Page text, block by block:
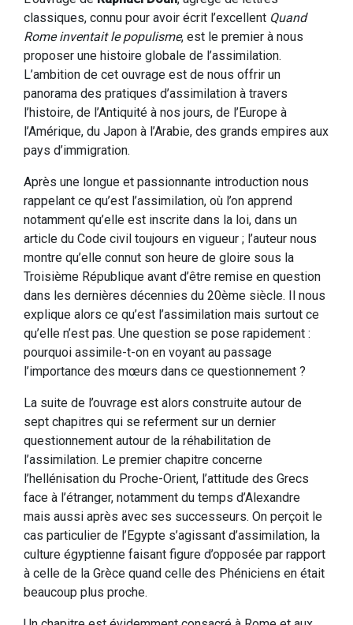
classiques, connu pour avoir écrit l’excellent Quand
Rome inventait le populisme, est le premier à nous
proposer une histoire globale de l’assimilation.
L’ambition de cet ouvrage est de nous offrir un
panorama des pratiques d’assimilation à travers
l’histoire, de l’Antiquité à nos jours, de l’Europe à
l’Amérique, du Japon à l’Arabie, des grands empires aux
pays d’immigration.
Après une longue et passionnante introduction nous
rappelant ce qu’est l’assimilation, où l’on apprend
notamment qu’elle est inscrite dans la loi, dans un
article du Code civil toujours en vigueur ; l’auteur nous
montre qu’elle connut son heure de gloire sous la
Troisième République avant d’être remise en question
dans les dernières décennies du 20ème siècle. Il nous
explique alors ce qu’est l’assimilation mais surtout ce
qu’elle n’est pas. Une question se pose rapidement :
pourquoi assimile-t-on en voyant au passage
l’importance des mœurs dans ce questionnement ?
La suite de l’ouvrage est alors construite autour de
sept chapitres qui se referment sur un dernier
questionnement autour de la réhabilitation de
l’assimilation. Le premier chapitre concerne
l’hellénisation du Proche-Orient, l’attitude des Grecs
face à l’étranger, notamment du temps d’Alexandre
mais aussi après avec ses successeurs. On perçoit le
cas particulier de l’Egypte s’agissant d’assimilation, la
culture égyptienne faisant figure d’opposée par rapport
à celle de la Grèce quand celle des Phéniciens en était
beaucoup plus proche.